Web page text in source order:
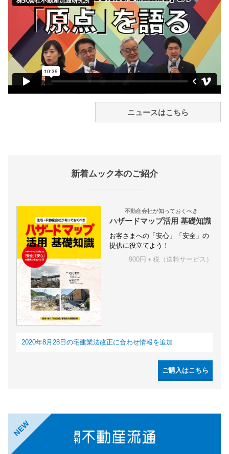
ニュースはこちら
新着ムック本のご紹介
不動産会社が知っておくべき
ハザードマップ活用 基礎知識
お客さまへの「安心」「安全」の
提供に役立てよう！
900円＋税（送料サービス）
2020年8月28日の宅建業法改正に合わせ情報を追加
ご購入はこちら
NEW